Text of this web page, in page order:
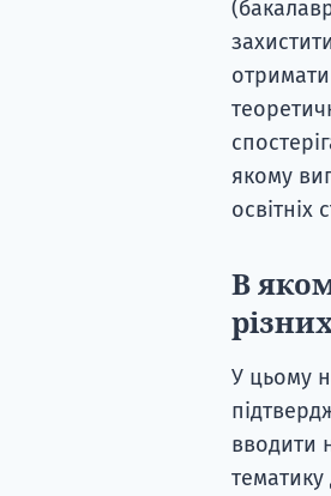
якому
освітніх
В
У цьому
вводити